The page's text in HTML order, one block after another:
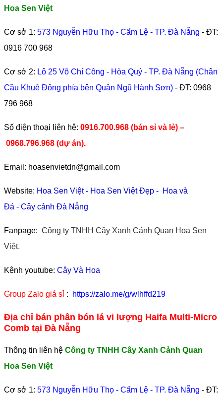
Hoa Sen Việt
Cơ sở 1: 573 Nguyễn Hữu Thọ - Cẩm Lệ - TP. Đà Nẵng - ĐT:
0916 700 968
Cơ sở 2: Lô 25 Võ Chí Công - Hòa Quý - TP. Đà Nẵng (Chân
Cầu Khuê Đông phía bên Quận Ngũ Hành Sơn) - ĐT: 0968
796 968
​Số điện thoại liên hệ: 0916.700.968 (bán sỉ và lẻ) –
0968.796.968 (dự án).
Email: hoasenvietdn@gmail.com
Website: Hoa Sen Việt- Hoa Sen Việt Đẹp - Hoa và
Đá - Cây cảnh Đà Nẵng
Fanpage: Công ty TNHH Cây Xanh Cảnh Quan Hoa Sen
Việt.
Kênh youtube: Cây Và Hoa
Group Zalo giá sỉ : https://zalo.me/g/wlhffd219
Địa chỉ bán phân bón lá vi lượng Haifa Multi-Micro
Comb tại Đà Nẵng
Thông tin liên hệ Công ty TNHH Cây Xanh Cảnh Quan
Hoa Sen Việt
Cơ sở 1: 573 Nguyễn Hữu Thọ - Cẩm Lệ - TP. Đà Nẵng - ĐT: